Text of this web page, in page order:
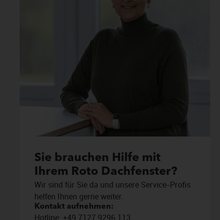
Sie brauchen Hilfe mit
Ihrem Roto Dachfenster?
Wir sind für Sie da und unsere Service-Profis
helfen Ihnen gerne weiter.
Kontakt aufnehmen:
Hotline: +49 7127 9296 113